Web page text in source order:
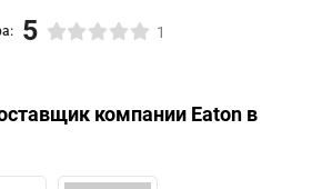
5 1
компании Eaton в